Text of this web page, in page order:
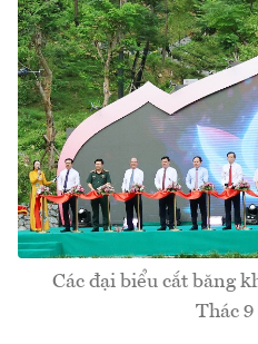
Các đại biểu cắt băng
Thác 9